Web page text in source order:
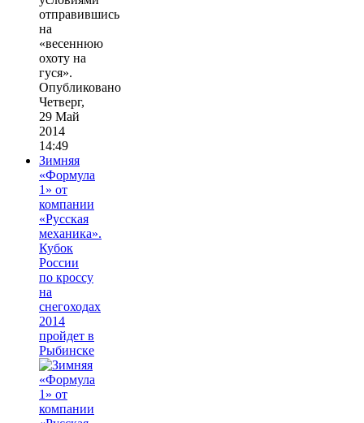
отправившись
на
«весеннюю
охоту на
гуся».
Опубликовано
Четверг,
29 Май
2014
14:49
Зимняя
«Формула
1» от
компании
«Русская
механика».
Кубок
России
по кроссу
на
снегоходах
2014
пройдет в
Рыбинске